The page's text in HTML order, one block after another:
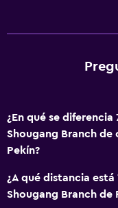
¿En qué se diferencia
Shougang Branch de
Pekín?
¿A qué distancia está
Shougang Branch de